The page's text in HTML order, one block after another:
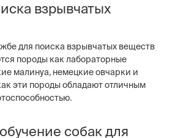
взрывчатых
для поиска взрывчатых веществ
породы как лабораторные
малинуа, немецкие овчарки и
эти породы обладают отличным
собак для